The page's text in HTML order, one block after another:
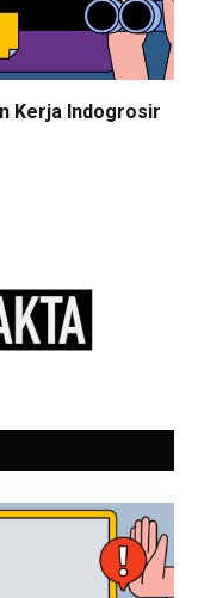
Kerja Indogrosir